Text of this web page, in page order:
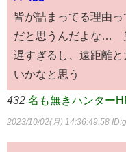
皆が詰まってる理由
だと思うんだよな…
遅すぎるし、遠距離
いかなと思う
432 名も無きハンター
2023/10/02(月) 14:36:49.58